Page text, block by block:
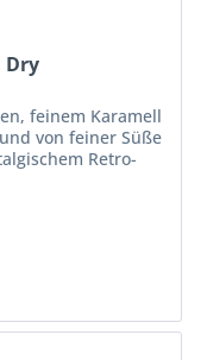
Dry
feinem Karamell
von feiner Süße
Retro-